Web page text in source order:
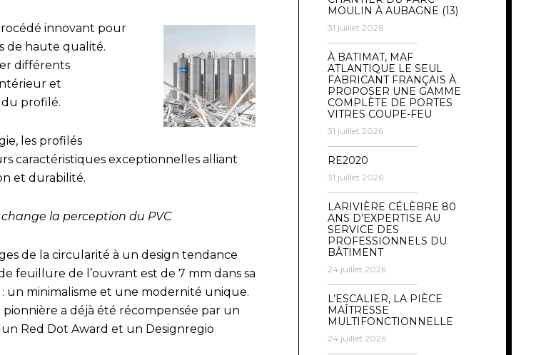
innovant pour
de haute qualité.
différents
et
du profilé.
les profilés
caractéristiques exceptionnelles alliant
et durabilité.
la perception du PVC
de la circularité à un design tendance
feuillure de l’ouvrant est de 7 mm dans sa
un minimalisme et une modernité unique.
a déjà été récompensée par un
Red Dot Award et un Designregio
MOULIN À AUBAGNE (13)
31 juillet 2026
À BATIMAT, MAF
ATLANTIQUE LE SEUL
FABRICANT FRANÇAIS À
PROPOSER UNE GAMME
COMPLÈTE DE PORTES
VITRES COUPE-FEU
31 juillet 2026
RE2020
31 juillet 2026
LARIVIÈRE CÉLÈBRE 80
ANS D’EXPERTISE AU
SERVICE DES
PROFESSIONNELS DU
BÂTIMENT
24 juillet 2026
L’ESCALIER, LA PIÈCE
MAÎTRESSE
MULTIFONCTIONNELLE
24 juillet 2026